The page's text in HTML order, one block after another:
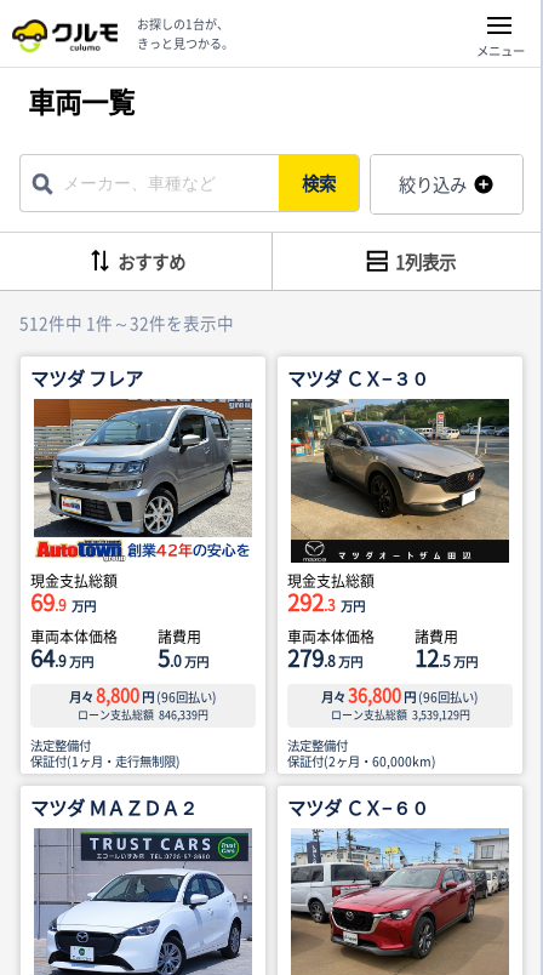
お探しの1台が、
きっと見つかる。
メニュー
車両一覧
検索 絞り込み
512件中 1件～32件を表示中
おすすめ 1列表示
マツダ フレア
現金支払総額
69.9 万円
車両本体価格
64.9万円
諸費用
5.0万円
月々 8,800 円 (96回払い)
ローン支払総額 846,339円
法定整備付
保証付(1ヶ月・走行無制限)
マツダ ＣＸ−３０
現金支払総額
292.3 万円
車両本体価格
279.8万円
諸費用
12.5万円
月々 36,800 円 (96回払い)
ローン支払総額 3,539,129円
法定整備付
保証付(2ヶ月・60,000km)
マツダ ＭＡＺＤＡ２ マツダ ＣＸ−６０